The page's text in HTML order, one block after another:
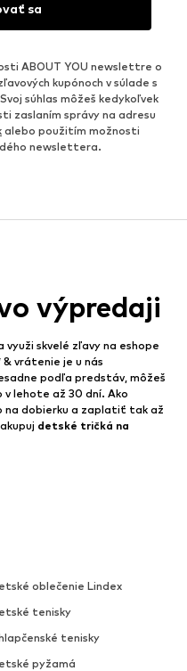
sa
ABOUT YOU newslettre o
kupónoch v súlade s
súhlas môžeš kedykoľvek
zaslaním správy na adresu
alebo použitím možnosti
newslettera.
oblečenie Lindex
tenisky
tenisky
pyžamá
výpredaji
skvelé zľavy na eshope
vrátenie je u nás
podľa predstáv, môžeš
lehote až 30 dní. Ako
na dobierku a zaplatiť tak až
detské tričká na